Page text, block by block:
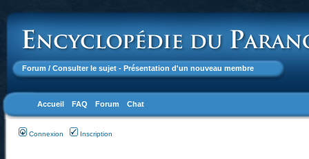
Forum / Consulter le sujet - Présentation d'un nouveau membre
Accueil FAQ Forum Chat
Connexion Inscription